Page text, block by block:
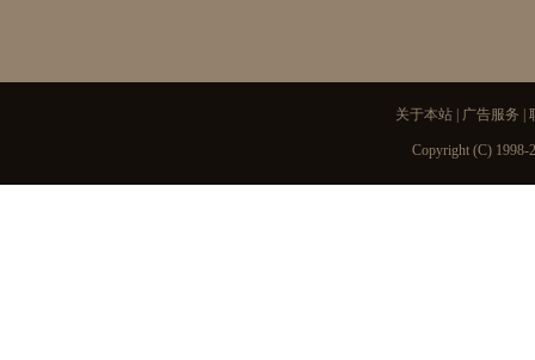
关于本站| 广告服务
Copyright (C) 1998-